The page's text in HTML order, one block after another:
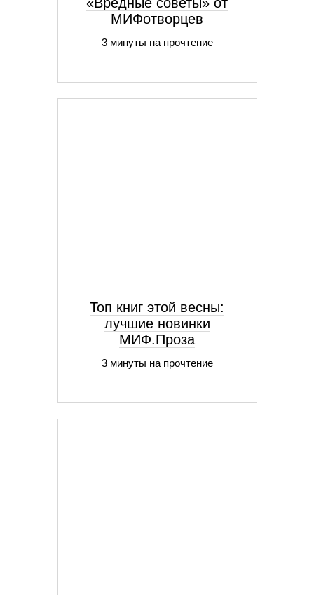
МИФотворцев
3 минуты на прочтение
Топ книг этой весны:
лучшие новинки
МИФ.Проза
3 минуты на прочтение